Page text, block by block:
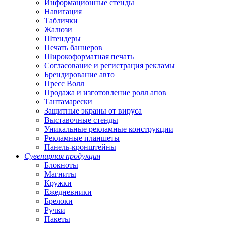
Информационные стенды
Навигация
Таблички
Жалюзи
Штендеры
Печать баннеров
Широкоформатная печать
Согласование и регистрация рекламы
Брендирование авто
Пресс Волл
Продажа и изготовление ролл апов
Тантамарески
Защитные экраны от вируса
Выставочные стенды
Уникальные рекламные конструкции
Рекламные планшеты
Панель-кронштейны
Сувенирная продукция
Блокноты
Магниты
Кружки
Ежедневники
Брелоки
Ручки
Пакеты